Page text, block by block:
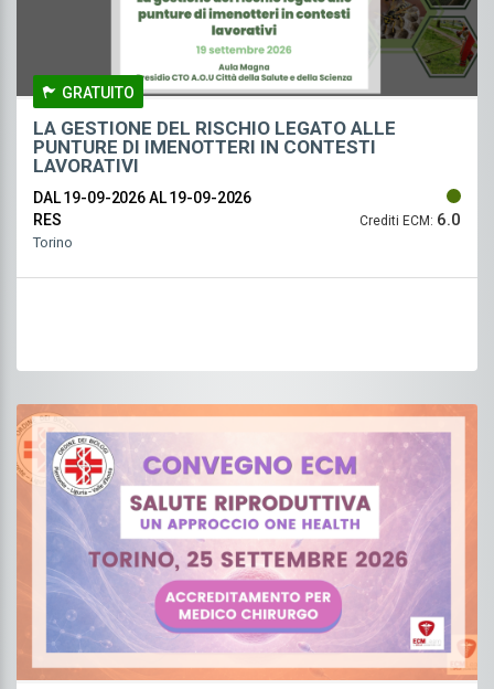
GRATUITO
LA GESTIONE DEL RISCHIO LEGATO ALLE
PUNTURE DI IMENOTTERI IN CONTESTI
LAVORATIVI
DAL 19-09-2026AL 19-09-2026
RES
Crediti ECM: 6.0
Torino